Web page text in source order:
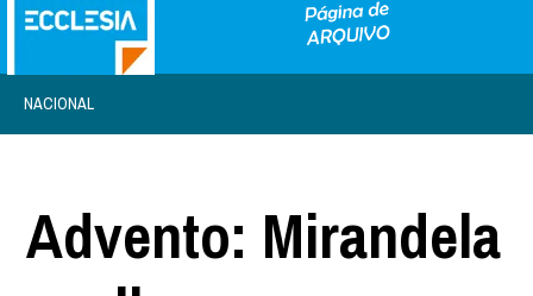
NACIONAL
Advento: Mirandela